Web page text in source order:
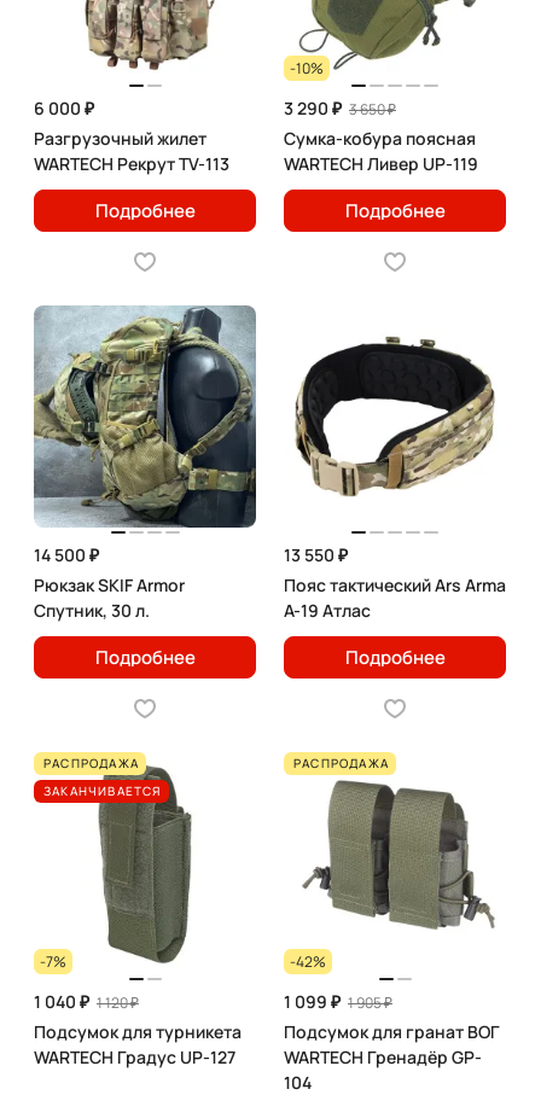
6 000 ₽
Разгрузочный жилет
WARTECH Рекрут TV-113
Подробнее
-10%
3 290 ₽ 3 650 ₽
Сумка-кобура поясная
WARTECH Ливер UP-119
Подробнее
14 500 ₽
Рюкзак SKIF Armor
Спутник, 30 л.
Подробнее
13 550 ₽
Пояс тактический Ars Arma
A-19 Атлас
Подробнее
РАСПРОДАЖА
ЗАКАНЧИВАЕТСЯ
-7%
1 040 ₽ 1 120 ₽
Подсумок для турникета
WARTECH Градус UP-127
РАСПРОДАЖА
-42%
1 099 ₽ 1 905 ₽
Подсумок для гранат ВОГ
WARTECH Гренадёр GP-
104